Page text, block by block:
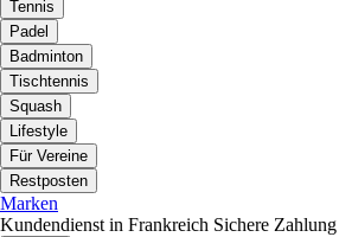
Tennis
Padel
Badminton
Tischtennis
Squash
Lifestyle
Für Vereine
Restposten
Marken
Kundendienst in Frankreich Sichere Zahlung